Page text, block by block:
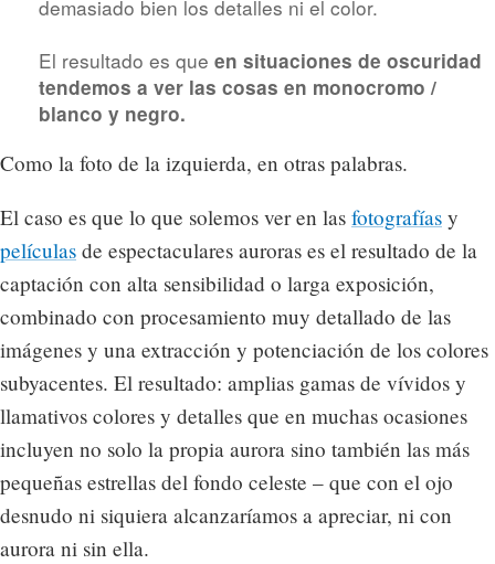
demasiado bien los detalles ni el color.
El resultado es que en situaciones de oscuridad
tendemos a ver las cosas en monocromo /
blanco y negro.
Como la foto de la izquierda, en otras palabras.
El caso es que lo que solemos ver en las fotografías y
películas de espectaculares auroras es el resultado de la
captación con alta sensibilidad o larga exposición,
combinado con procesamiento muy detallado de las
imágenes y una extracción y potenciación de los colores
subyacentes. El resultado: amplias gamas de vívidos y
llamativos colores y detalles que en muchas ocasiones
incluyen no solo la propia aurora sino también las más
pequeñas estrellas del fondo celeste – que con el ojo
desnudo ni siquiera alcanzaríamos a apreciar, ni con
aurora ni sin ella.